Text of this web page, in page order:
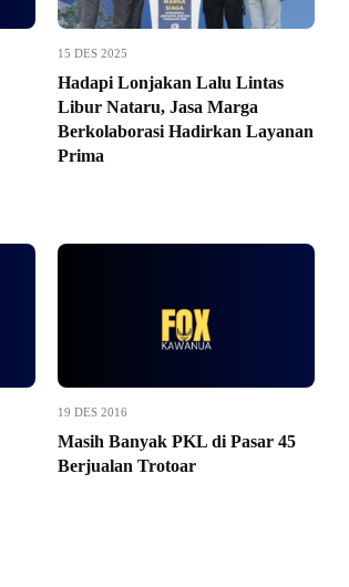
15 DES 2025
Hadapi Lonjakan Lalu Lintas
Libur Nataru, Jasa Marga
Berkolaborasi Hadirkan Layanan
Prima
19 DES 2016
Masih Banyak PKL di Pasar 45
Berjualan Trotoar